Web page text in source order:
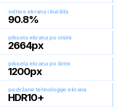
odnos ekrana i kućišta
90.8%
piksela ekrana po visini
2664px
piksela ekrana po širini
1200px
podržane tehnologije ekrana
HDR10+